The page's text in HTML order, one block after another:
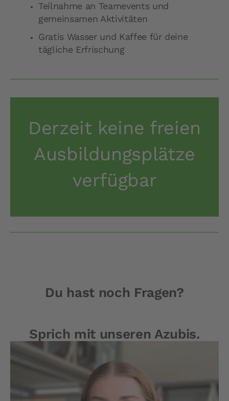
Teilnahme an Teamevents und
gemeinsamen Aktivitäten
Gratis Wasser und Kaffee für deine
tägliche Erfrischung
Derzeit keine freien
Ausbildungsplätze
verfügbar
Du hast noch Fragen?
Sprich mit unseren Azubis.